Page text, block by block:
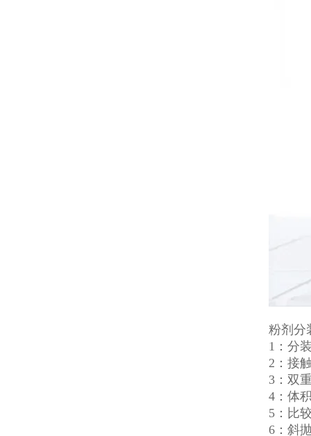
粉剂分
1：分
2：接
3：双
4：体
5：比
6：斜